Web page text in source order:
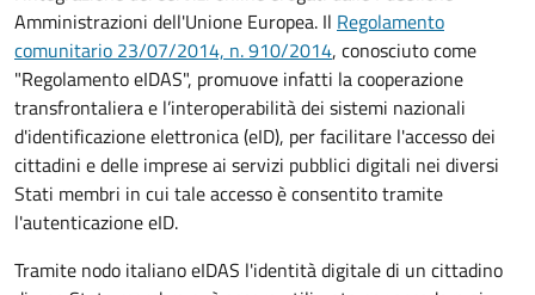
Amministrazioni dell'Unione Europea. Il Regolamento
comunitario 23/07/2014, n. 910/2014, conosciuto come
"Regolamento eIDAS", promuove infatti la cooperazione
transfrontaliera e l’interoperabilità dei sistemi nazionali
d'identificazione elettronica (eID), per facilitare l'accesso dei
cittadini e delle imprese ai servizi pubblici digitali nei diversi
Stati membri in cui tale accesso è consentito tramite
l'autenticazione eID.
Tramite nodo italiano eIDAS l'identità digitale di un cittadino